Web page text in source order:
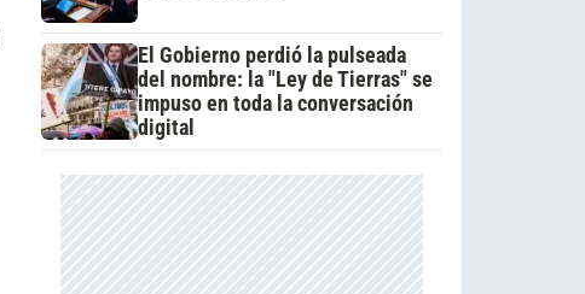
El Gobierno perdió la pulseada
del nombre: la "Ley de Tierras" se
impuso en toda la conversación
digital